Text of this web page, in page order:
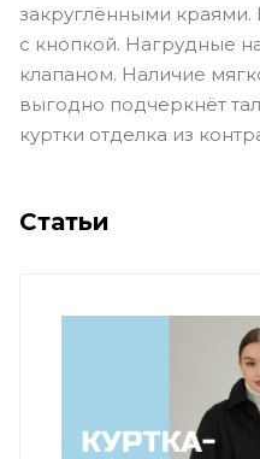
закруглёнными краями.
с кнопкой. Нагрудные
клапаном. Наличие
выгодно подчеркнёт
куртки отделка из
Статьи